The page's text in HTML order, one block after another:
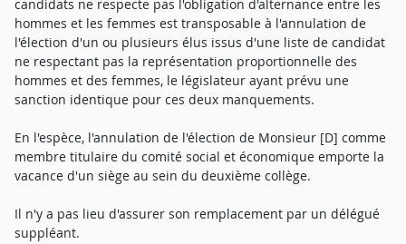
candidats ne respecte pas l'obligation d'alternance entre les
hommes et les femmes est transposable à l'annulation de
l'élection d'un ou plusieurs élus issus d'une liste de candidat
ne respectant pas la représentation proportionnelle des
hommes et des femmes, le législateur ayant prévu une
sanction identique pour ces deux manquements.
En l'espèce, l'annulation de l'élection de Monsieur [D] comme
membre titulaire du comité social et économique emporte la
vacance d'un siège au sein du deuxième collège.
Il n'y a pas lieu d'assurer son remplacement par un délégué
suppléant.